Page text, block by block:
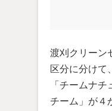
渡刈クリーン
区分に分けて、
「チームナ
チーム」が４